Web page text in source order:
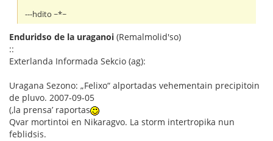
---hdito ~*~
Enduridso de la uraganoi (Remalmolid'so)
::
Exterlanda Informada Sekcio (ag):
Uragana Sezono: „Felixo“ alportadas vehementain precipitoin
de pluvo. 2007-09-05
(‚la prensa’ raportas
Qvar mortintoi en Nikaragvo. La storm intertropika nun
feblidsis.